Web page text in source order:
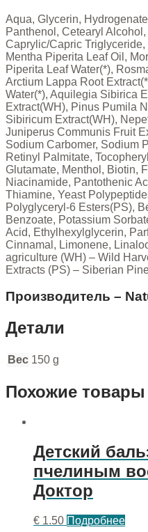
Aqua, Glycerin,
Panthenol, Cetearyl
Caprylic/Capric
Mentha Piperita Leaf Oil,
Piperita Leaf Water(*),
Arctium Lappa Root
Water(*), Aquilegia Sibirica
Extract(WH), Pinus Pumila
Sibiricum Extract(WH),
Juniperus Communis Fruit
Sodium Carbomer, Sodium
Retinyl Palmitate,
Glutamate, Menthol, Biotin,
Niacinamide, Pantothenic
Thiamine, Yeast
Polyglyceryl-6 Esters(PS),
Benzoate, Potassium
Acid, Ethylhexylglycerin,
Cinnamal, Limonene,
agriculture (WH) – Wild
Extracts (PS) – Siberian
Производитель –
Детали
Вес 150 g
Похожие товары
Детский
пчелиным
Доктор
€ 1.50 Подробнее